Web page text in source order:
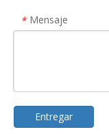
* Mensaje
Entregar